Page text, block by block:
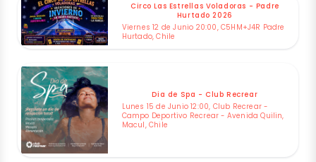
Circo Las Estrellas Voladoras - Padre
Hurtado 2026
Viernes 12 de Junio 20:00, C5HM+J4R Padre
Hurtado, Chile
Dia de Spa - Club Recrear
Lunes 15 de Junio 12:00, Club Recrear -
Campo Deportivo Recrear - Avenida Quilin,
Macul, Chile